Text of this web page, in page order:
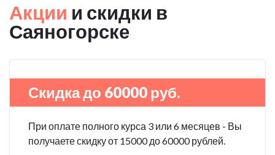
Акции и скидки в
Саяногорске
Скидка до 60000 руб.
При оплате полного курса 3 или 6 месяцев - Вы
получаете скидку от 15000 до 60000 рублей.